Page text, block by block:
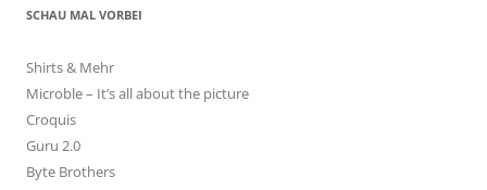
SCHAU MAL VORBEI
Shirts & Mehr
Microble – It’s all about the picture
Croquis
Guru 2.0
Byte Brothers